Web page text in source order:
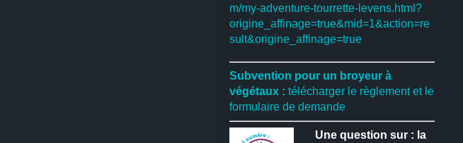
m/my-adventure-tourrette-levens.html?
origine_affinage=true&mid=1&action=re
sult&origine_affinage=true
Subvention pour un broyeur à
végétaux : télécharger le règlement et le
formulaire de demande
Une question sur : la